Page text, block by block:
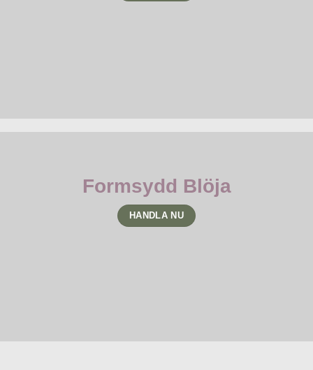
Formsydd Blöja
HANDLA NU